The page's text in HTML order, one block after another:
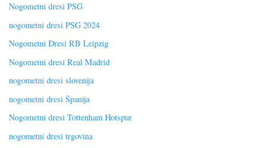
Nogometni dresi PSG
nogometni dresi PSG 2024
Nogometni Dresi RB Leipzig
Nogometni dresi Real Madrid
nogometni dresi slovenija
nogometni dresi Španija
Nogometni dresi Tottenham Hotspur
nogometni dresi trgovina